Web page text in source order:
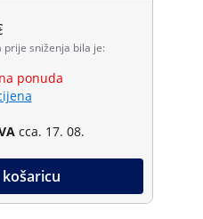
sniženja bila je:
ponuda
cca. 17. 08.